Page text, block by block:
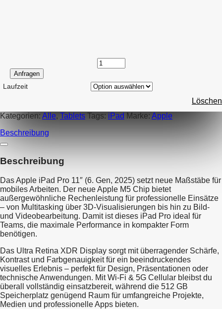
Anfragen
Laufzeit
Löschen
Kategorien: Alle, Tablets Tags: iPad Marke: Apple
Beschreibung
Beschreibung
Das Apple iPad Pro 11″ (6. Gen, 2025) setzt neue Maßstäbe für
mobiles Arbeiten. Der neue Apple M5 Chip bietet
außergewöhnliche Rechenleistung für professionelle Einsätze
– von Multitasking über 3D-Visualisierungen bis hin zu Bild-
und Videobearbeitung. Damit ist dieses iPad Pro ideal für
Teams, die maximale Performance in kompakter Form
benötigen.
Das Ultra Retina XDR Display sorgt mit überragender Schärfe,
Kontrast und Farbgenauigkeit für ein beeindruckendes
visuelles Erlebnis – perfekt für Design, Präsentationen oder
technische Anwendungen. Mit Wi-Fi & 5G Cellular bleibst du
überall vollständig einsatzbereit, während die 512 GB
Speicherplatz genügend Raum für umfangreiche Projekte,
Medien und professionelle Apps bieten.